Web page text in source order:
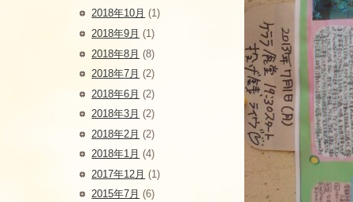
2018年10月 (1)
2018年9月 (1)
2018年8月 (8)
2018年7月 (2)
2018年6月 (2)
2018年3月 (2)
2018年2月 (2)
2018年1月 (4)
2017年12月 (1)
2015年7月 (6)